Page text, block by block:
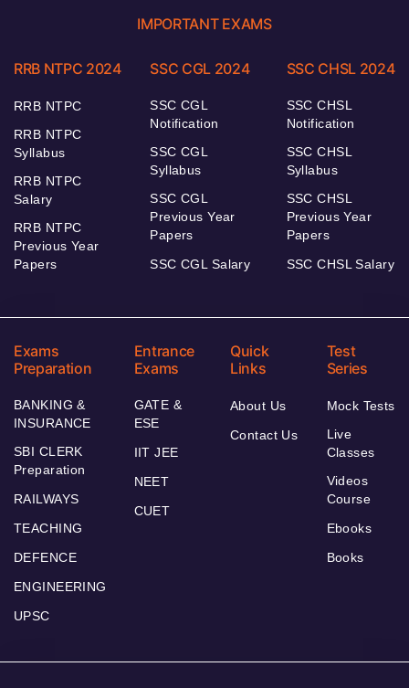
IMPORTANT EXAMS
RRB NTPC 2024
RRB NTPC
RRB NTPC
Syllabus
RRB NTPC
Salary
RRB NTPC
Previous Year
Papers
SSC CGL 2024
SSC CGL
Notification
SSC CGL
Syllabus
SSC CGL
Previous Year
Papers
SSC CGL Salary
SSC CHSL 2024
SSC CHSL
Notification
SSC CHSL
Syllabus
SSC CHSL
Previous Year
Papers
SSC CHSL Salary
Exams
Preparation
BANKING &
INSURANCE
SBI CLERK
Preparation
RAILWAYS
TEACHING
DEFENCE
ENGINEERING
UPSC
Entrance
Exams
GATE &
ESE
IIT JEE
NEET
CUET
Quick
Links
About Us
Contact Us
Test
Series
Mock Tests
Live
Classes
Videos
Course
Ebooks
Books